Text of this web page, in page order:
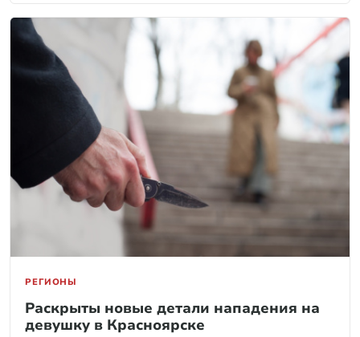
РЕГИОНЫ
Раскрыты новые детали нападения на
девушку в Красноярске